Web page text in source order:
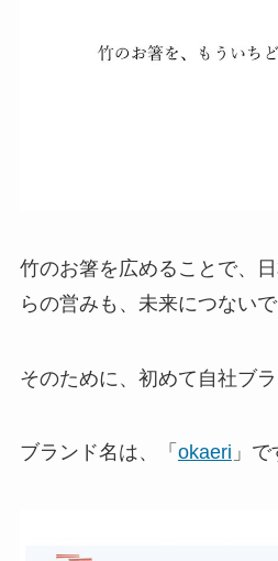
竹のお箸を広めることで、
らの営みも、未来につないで
そのために、初めて自社ブ
ブランド名は、「 okaeri 」で